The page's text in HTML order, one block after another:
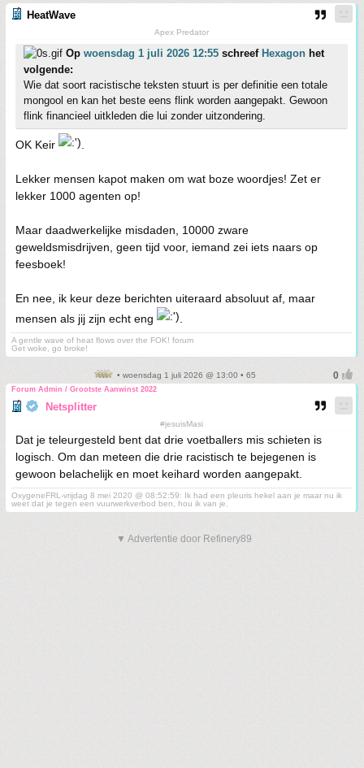
HeatWave
Apex Predator
Op woensdag 1 juli 2026 12:55 schreef Hexagon het
volgende:
Wie dat soort racistische teksten stuurt is per definitie een totale
mongool en kan het beste eens flink worden aangepakt. Gewoon
flink financieel uitkleden die lui zonder uitzondering.
OK Keir
Lekker mensen kapot maken om wat boze woordjes! Zet er
lekker 1000 agenten op!
Maar daadwerkelijke misdaden, 10000 zware
geweldsmisdrijven, geen tijd voor, iemand zei iets naars op
feesboek!
En nee, ik keur deze berichten uiteraard absoluut af, maar
mensen als jij zijn echt eng
A gentle wave of heat flows over the FOK! forum
Get woke, go broke!
• woensdag 1 juli 2026 @ 13:00 • 65
Forum Admin / Grootste Aanwinst 2022
Netsplitter
#jesuisMasi
Dat je teleurgesteld bent dat drie voetballers mis schieten is
logisch. Om dan meteen die drie racistisch te bejegenen is
gewoon belachelijk en moet keihard worden aangepakt.
OxygeneFRL-vrijdag 8 mei 2020 @ 08:52:59: Ik had een pleuris hekel aan je maar nu ik
weet dat je tegen een vuurwerkverbod ben, hou ik van je.
▼ Advertentie door Refinery89